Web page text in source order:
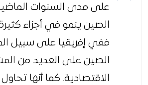
على مدى السنوات
الصين ينمو في أجزاء
ففي إفريقيا على سبيل
الصين على العديد من
الاقتصادية. كما أنها